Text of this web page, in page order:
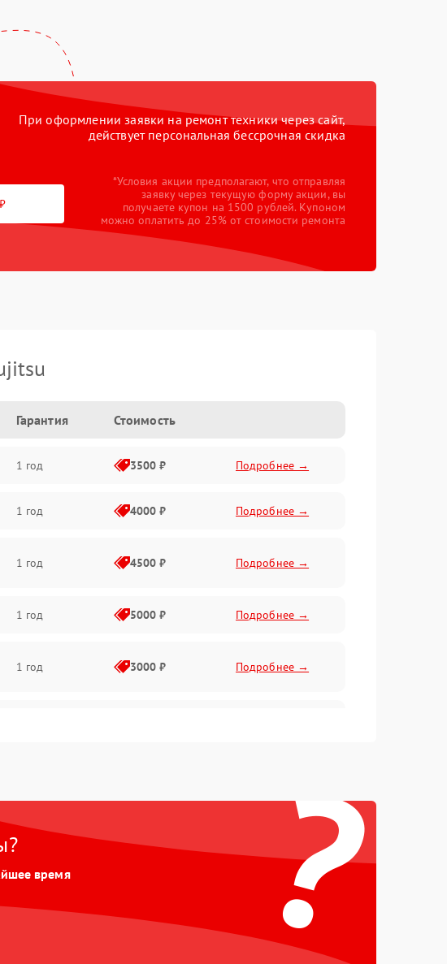
При оформлении заявки на ремонт техники через сайт,
действует персональная бессрочная скидка
*Условия акции предполагают, что отправляя
заявку через текущую форму акции, вы
получаете купон на 1500 рублей. Купоном
можно оплатить до 25% от стоимости ремонта
Гарантия Стоимость
1 год 3500 ₽ Подробнее →
1 год 4000 ₽ Подробнее →
1 год 4500 ₽ Подробнее →
1 год 5000 ₽ Подробнее →
1 год 3000 ₽ Подробнее →
?
время